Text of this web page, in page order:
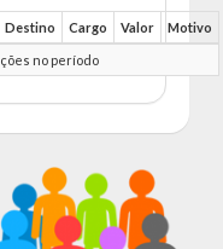
Destino Cargo Valor Motivo
no período